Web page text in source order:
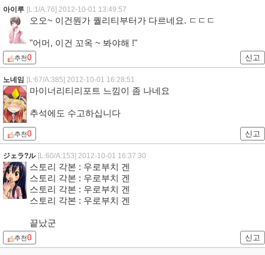
아이루 [L:1/A:76] 2012-10-01 13:49:57
오오~ 이건뭔가 퀄리티부터가 다르네요. ㄷㄷㄷ
"어머, 이건 꼬옥 ~ 봐야해 !"
추천0 신고
노네임 [L:67/A:385] 2012-10-01 16:28:51
마이너리티리포트 느낌이 좀 나네요
추석에도 수고하십니다
추천0 신고
ジェラ?ル [L:60/A:153] 2012-10-01 16:37:30
스토리 각본 : 우로부치 겐
스토리 각본 : 우로부치 겐
스토리 각본 : 우로부치 겐
스토리 각본 : 우로부치 겐
끝났군
추천0 신고